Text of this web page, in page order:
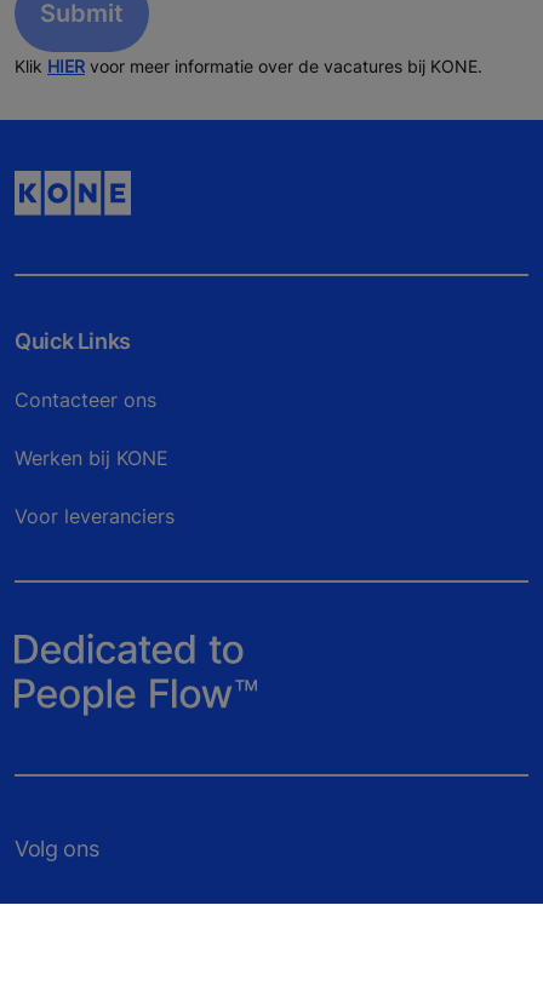
Klik HIER voor meer informatie over de vacatures bij KONE.
Quick Links
Contacteer ons
Werken bij KONE
Voor leveranciers
Volg ons